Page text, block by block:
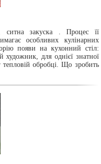
закуска . Процес її
особливих кулінарних
появи на кухонний стіл:
художник, для однієї знатної
тепловій обробці. Що зробить